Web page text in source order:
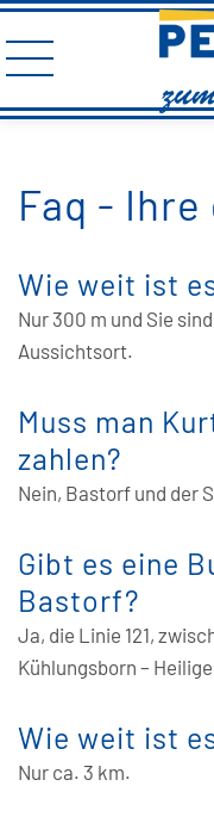
Faq -
Wie weit ist
Nur 300 m und Sie
Aussichtsort.
Muss man
zahlen?
Nein, Bastorf und der
Gibt es eine
Bastorf?
Ja, die Linie 121,
Kühlungsborn –
Wie weit ist
Nur ca. 3 km.